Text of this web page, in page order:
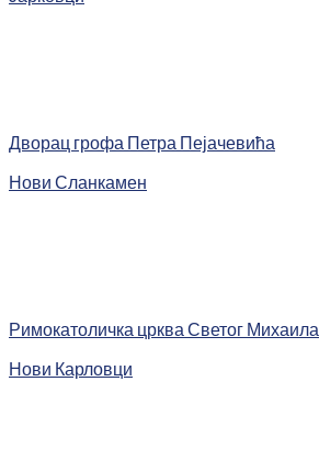
Дворац грофа Петра Пејачевића
Нови Сланкамен
Римокатоличка црква Светог Михаила
Нови Карловци